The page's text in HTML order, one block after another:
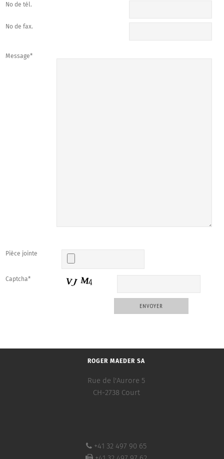
No de tél.
No de fax.
Message*
Pièce jointe
Captcha*
ROGER MAEDER SA
Rue de l'Aurore 5
CH-2738 Court
+41 32 497 90 65